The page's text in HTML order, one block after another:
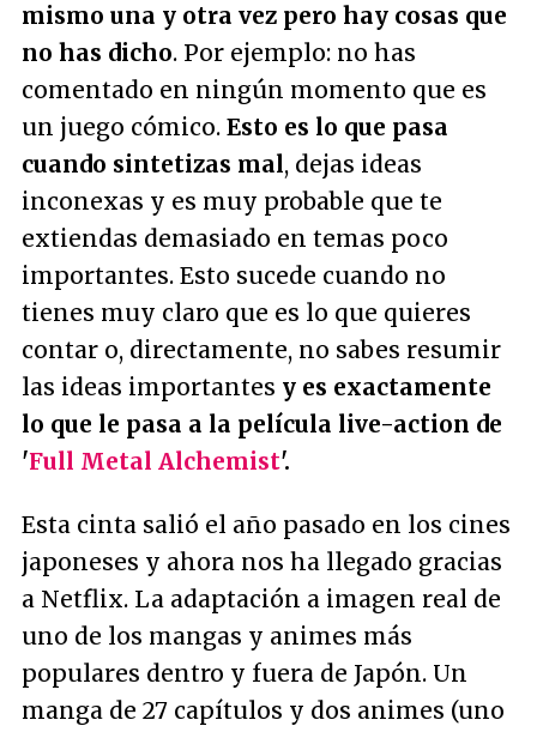
mismo una y otra vez pero hay cosas que
no has dicho. Por ejemplo: no has
comentado en ningún momento que es
un juego cómico. Esto es lo que pasa
cuando sintetizas mal, dejas ideas
inconexas y es muy probable que te
extiendas demasiado en temas poco
importantes. Esto sucede cuando no
tienes muy claro que es lo que quieres
contar o, directamente, no sabes resumir
las ideas importantes y es exactamente
lo que le pasa a la película live-action de
'Full Metal Alchemist'.
Esta cinta salió el año pasado en los cines
japoneses y ahora nos ha llegado gracias
a Netflix. La adaptación a imagen real de
uno de los mangas y animes más
populares dentro y fuera de Japón. Un
manga de 27 capítulos y dos animes (uno